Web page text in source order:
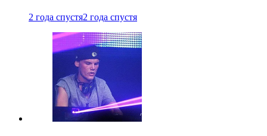
2 года спустя2 года спустя